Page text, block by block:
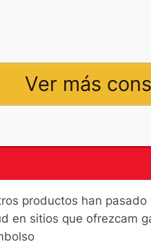
Ver más
productos han
en sitios que ofrezcam